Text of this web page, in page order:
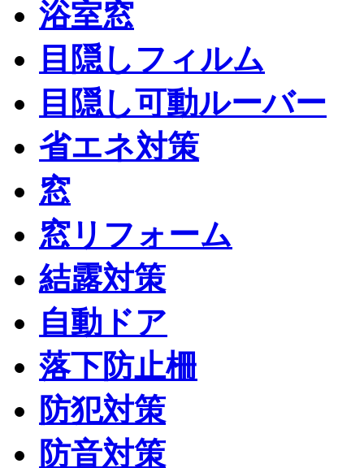
浴室窓
目隠しフィルム
目隠し可動ルーバー
省エネ対策
窓
窓リフォーム
結露対策
自動ドア
落下防止柵
防犯対策
防音対策